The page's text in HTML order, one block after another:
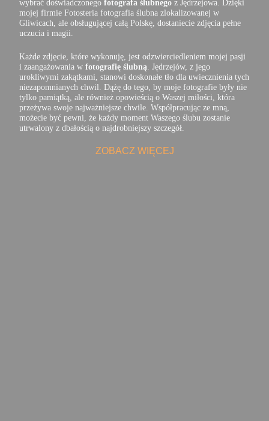
wybrać doświadczonego fotografa ślubnego z Jędrzejowa. Dzięki
mojej firmie Fotosteria fotografia ślubna zlokalizowanej w
Gliwicach, ale obsługującej całą Polskę, dostaniecie zdjęcia pełne
uczucia i magii.
Każde zdjęcie, które wykonuję, jest odzwierciedleniem mojej pasji
i zaangażowania w fotografię ślubną . Jędrzejów, z jego
urokliwymi zakątkami, stanowi doskonałe tło dla uwiecznienia tych
niezapomnianych chwil. Dążę do tego, by moje fotografie były nie
tylko pamiątką, ale również opowieścią o Waszej miłości, która
przeżywa swoje najważniejsze chwile. Współpracując ze mną,
możecie być pewni, że każdy moment Waszego ślubu zostanie
utrwalony z dbałością o najdrobniejszy szczegół.
ZOBACZ WIĘCEJ